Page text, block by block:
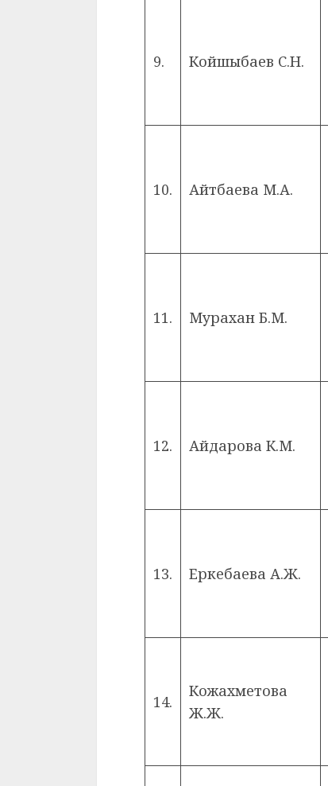
9. Койшыбаев С.Н.
10. Айтбаева М.А.
11. Мурахан Б.М.
12. Айдарова К.М.
13. Еркебаева А.Ж.
14.
Кожахметова
Ж.Ж.